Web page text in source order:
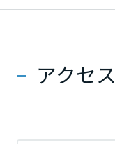
アクセス